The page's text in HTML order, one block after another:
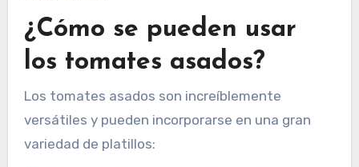
¿Cómo se pueden usar
los tomates asados?
Los tomates asados ​​son increíblemente
versátiles y pueden incorporarse en una gran
variedad de platillos: